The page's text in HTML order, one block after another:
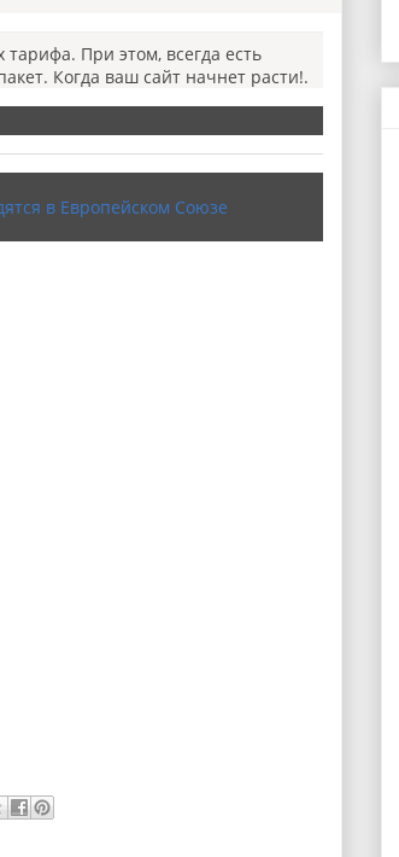
При этом, всегда есть
Когда ваш сайт начнет расти!.
в Европейском Союзе